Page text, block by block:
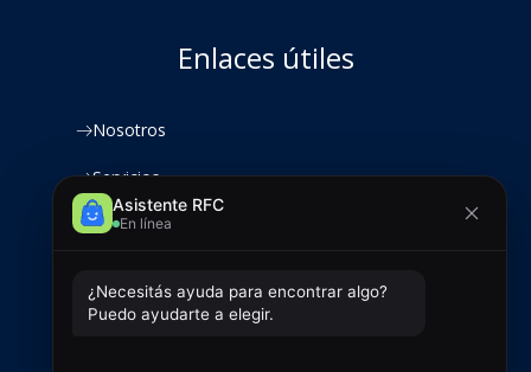
Enlaces útiles
Nosotros
Servicios
Productos
Contacto